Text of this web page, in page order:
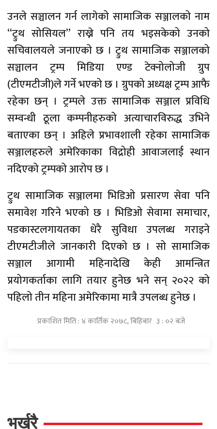
उनले सञ्चालन गर्न लागेको सामाजिक सञ्जालको नाम
“ट्रुथ सोसियल” राख्ने पनि तय भइसकेको उनको
सचिवालयले जनाएको छ । ट्रुथ सामाजिक सञ्जालको
सञ्चालन ट्रम्प मिडिया एण्ड टेक्नोलोजी ग्रुप
(टीएमटीजी)ले गर्ने भएको छ । ग्रुपको अध्यक्ष ट्रम्प आफै
रहेका छन् । ट्रम्पले उक्त सामाजिक सञ्जाल प्रविधि
सम्वन्धी ठूला कम्पनीहरुको अत्याचारविरुद्ध उभिने
बताएका छन् । अहिले प्रभावशाली रहेका सामाजिक
सञ्जालहरुले अमेरिकाका विद्रोही आवाजलाई स्थान
नदिएको ट्रम्पको आरोप छ ।
ट्रुथ सामाजिक सञ्जालमा भिडिओ प्रसारण सेवा पनि
समावेश गरिने भएको छ । भिडिओ सेवामा समाचार,
पडकास्टलगायतका धेरै सुविधा उपलब्ध गराइने
टीएमटीजीले जानकारी दिएको छ । सो सामाजिक
सञ्जाल आगामी महिनादेखि केही आमन्त्रित
प्रयोगकर्ताका लागि तयार हुनेछ भने सन् २०२२ को
पहिलो तीन महिना अमेरिकामा मात्रै उपलब्ध हुनेछ ।
प्रकाशित मिति : ४ कार्तिक २०७८, बिहिबार ३ : ०२ बजे
भर्खरै